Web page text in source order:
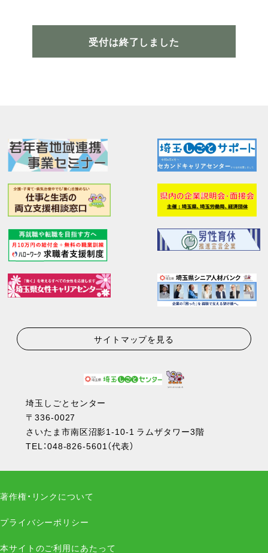
受付は終了しました
サイトマップを見る
埼玉しごとセンター
〒336-0027
さいたま市南区沼影1-10-1 ラムザタワー3階
TEL：048-826-5601（代表）
著作権・リンクについて
プライバシーポリシー
本サイトのご利用にあたって